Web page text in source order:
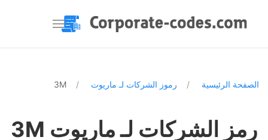
الصفحة الرئيسية رموز الشركات لـ ماريوت 3M
رمز الشركات لـ ماريوت 3M